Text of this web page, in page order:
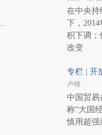
在中央持
下，
积下调；
改变
专栏 | 开
卢锋
中国贸易
称“大国
慎用超强